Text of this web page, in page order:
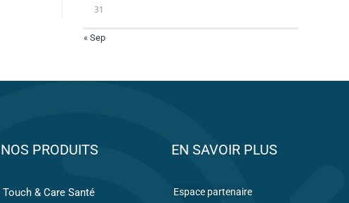
31
« Sep
NOS PRODUITS
Touch & Care Santé
EN SAVOIR PLUS
Espace partenaire